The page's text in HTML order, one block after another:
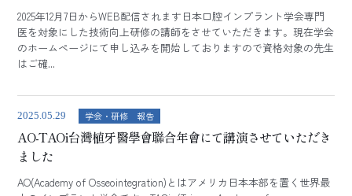
2025年12月7日からWEB配信されます日本口腔インプラント学会専門
医を対象にした技術向上研修の講師をさせていただきます。現在学会
のホームページにて申し込みを開始しておりますので資格対象の先生
はご確...
2025.05.29 学会・研修 報告
AO-TAOi台灣植牙醫學會聯合年會にて講演させていただき
ました
AO(Academy of Osseointegration)とはアメリカ日本本部を置く世界最